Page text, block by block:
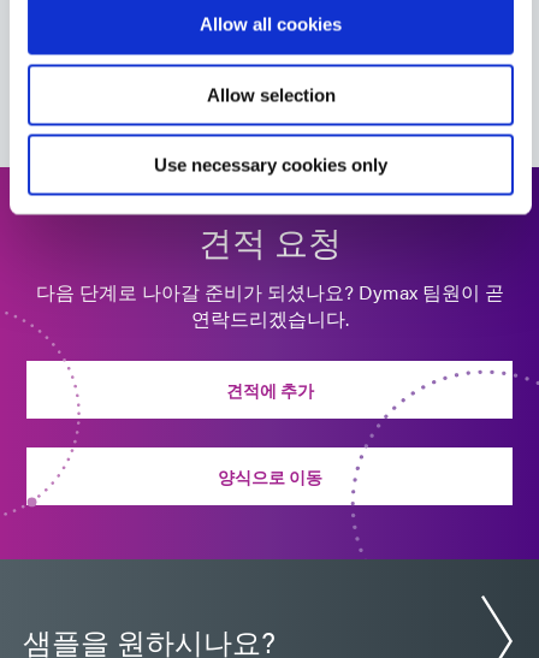
Allow all cookies
Allow selection
Use necessary cookies only
최대 인장 전단 강도가 필요한 이종 기질을 접합하는 데 이
상적인 고성능 구조용 접착제입니다. 이 제품은 활성제를
사용하여 경화됩니다.
Asia
6-621-GEL
구조용 본딩 접착제는 UV/가시광선 또는 열에 노출되면
아미드 및 기타 소재로 만든 부품을 빠르게 조립하도록 설
계되었습니다.
Americas
Europe
6-621-VT
코일 와인딩, 금속-유리 접합 및 포팅을 위해 설계된 산업
용 접착제. 이 제품은 UV/가시광선, 열 또는 사전 도포된
활성제로 경화됩니다.
Europe
VIEW MORE
이 제품과 함께 작동하여 완벽한 솔루션을 만드는 다른
Dymax 제품을 확인하세요.
견적 요청
다음 단계로 나아갈 준비가 되셨나요? Dymax 팀원이 곧
연락드리겠습니다.
견적에 추가
양식으로 이동
샘플을 원하시나요?